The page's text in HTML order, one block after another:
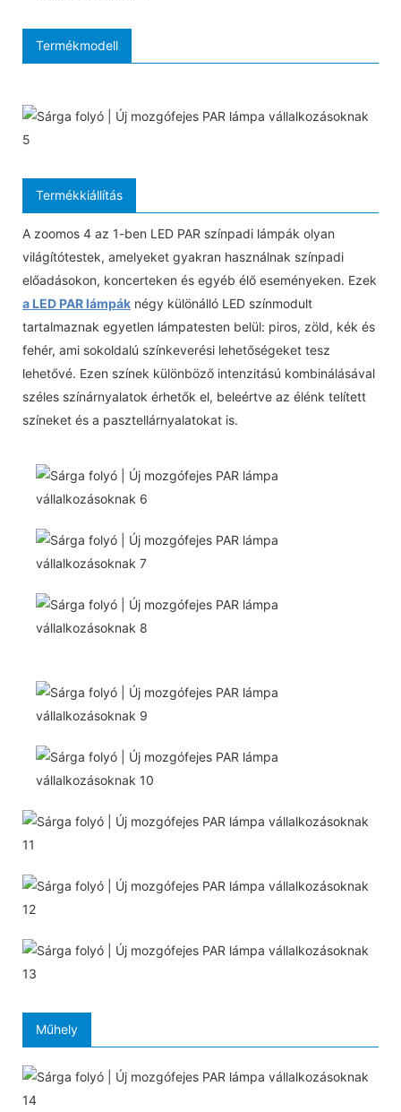
Termékmodell
Termékkiállítás
A zoomos 4 az 1-ben LED PAR színpadi lámpák olyan
világítótestek, amelyeket gyakran használnak színpadi
előadásokon, koncerteken és egyéb élő eseményeken. Ezek
a LED PAR lámpák négy különálló LED színmodult
tartalmaznak egyetlen lámpatesten belül: piros, zöld, kék és
fehér, ami sokoldalú színkeverési lehetőségeket tesz
lehetővé. Ezen színek különböző intenzitású kombinálásával
széles színárnyalatok érhetők el, beleértve az élénk telített
színeket és a pasztellárnyalatokat is.
Műhely